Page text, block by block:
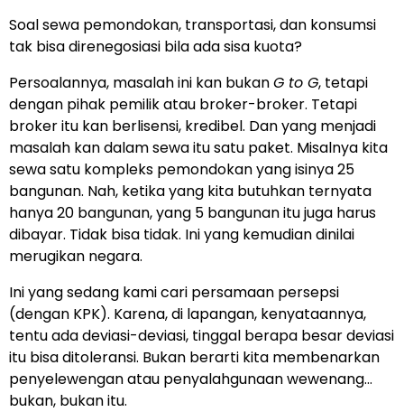
Soal sewa pemondokan, transportasi, dan konsumsi
tak bisa direnegosiasi bila ada sisa kuota?
Persoalannya, masalah ini kan bukanG to G, tetapi
dengan pihak pemilik atau broker-broker. Tetapi
broker itu kan berlisensi, kredibel. Dan yang menjadi
masalah kan dalam sewa itu satu paket. Misalnya kita
sewa satu kompleks pemondokan yang isinya 25
bangunan. Nah, ketika yang kita butuhkan ternyata
hanya 20 bangunan, yang 5 bangunan itu juga harus
dibayar. Tidak bisa tidak. Ini yang kemudian dinilai
merugikan negara.
Ini yang sedang kami cari persamaan persepsi
(dengan KPK). Karena, di lapangan, kenyataannya,
tentu ada deviasi-deviasi, tinggal berapa besar deviasi
itu bisa ditoleransi. Bukan berarti kita membenarkan
penyelewengan atau penyalahgunaan wewenang…
bukan, bukan itu.